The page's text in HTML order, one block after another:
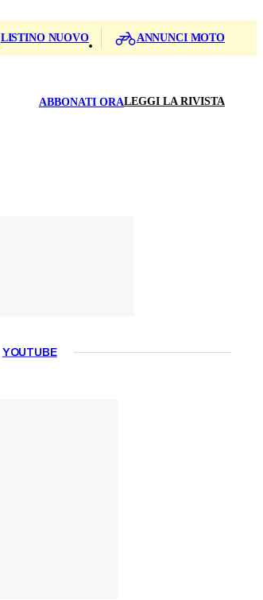
LISTINO NUOVO ANNUNCI MOTO
ABBONATI ORALEGGI LA RIVISTA
YOUTUBE